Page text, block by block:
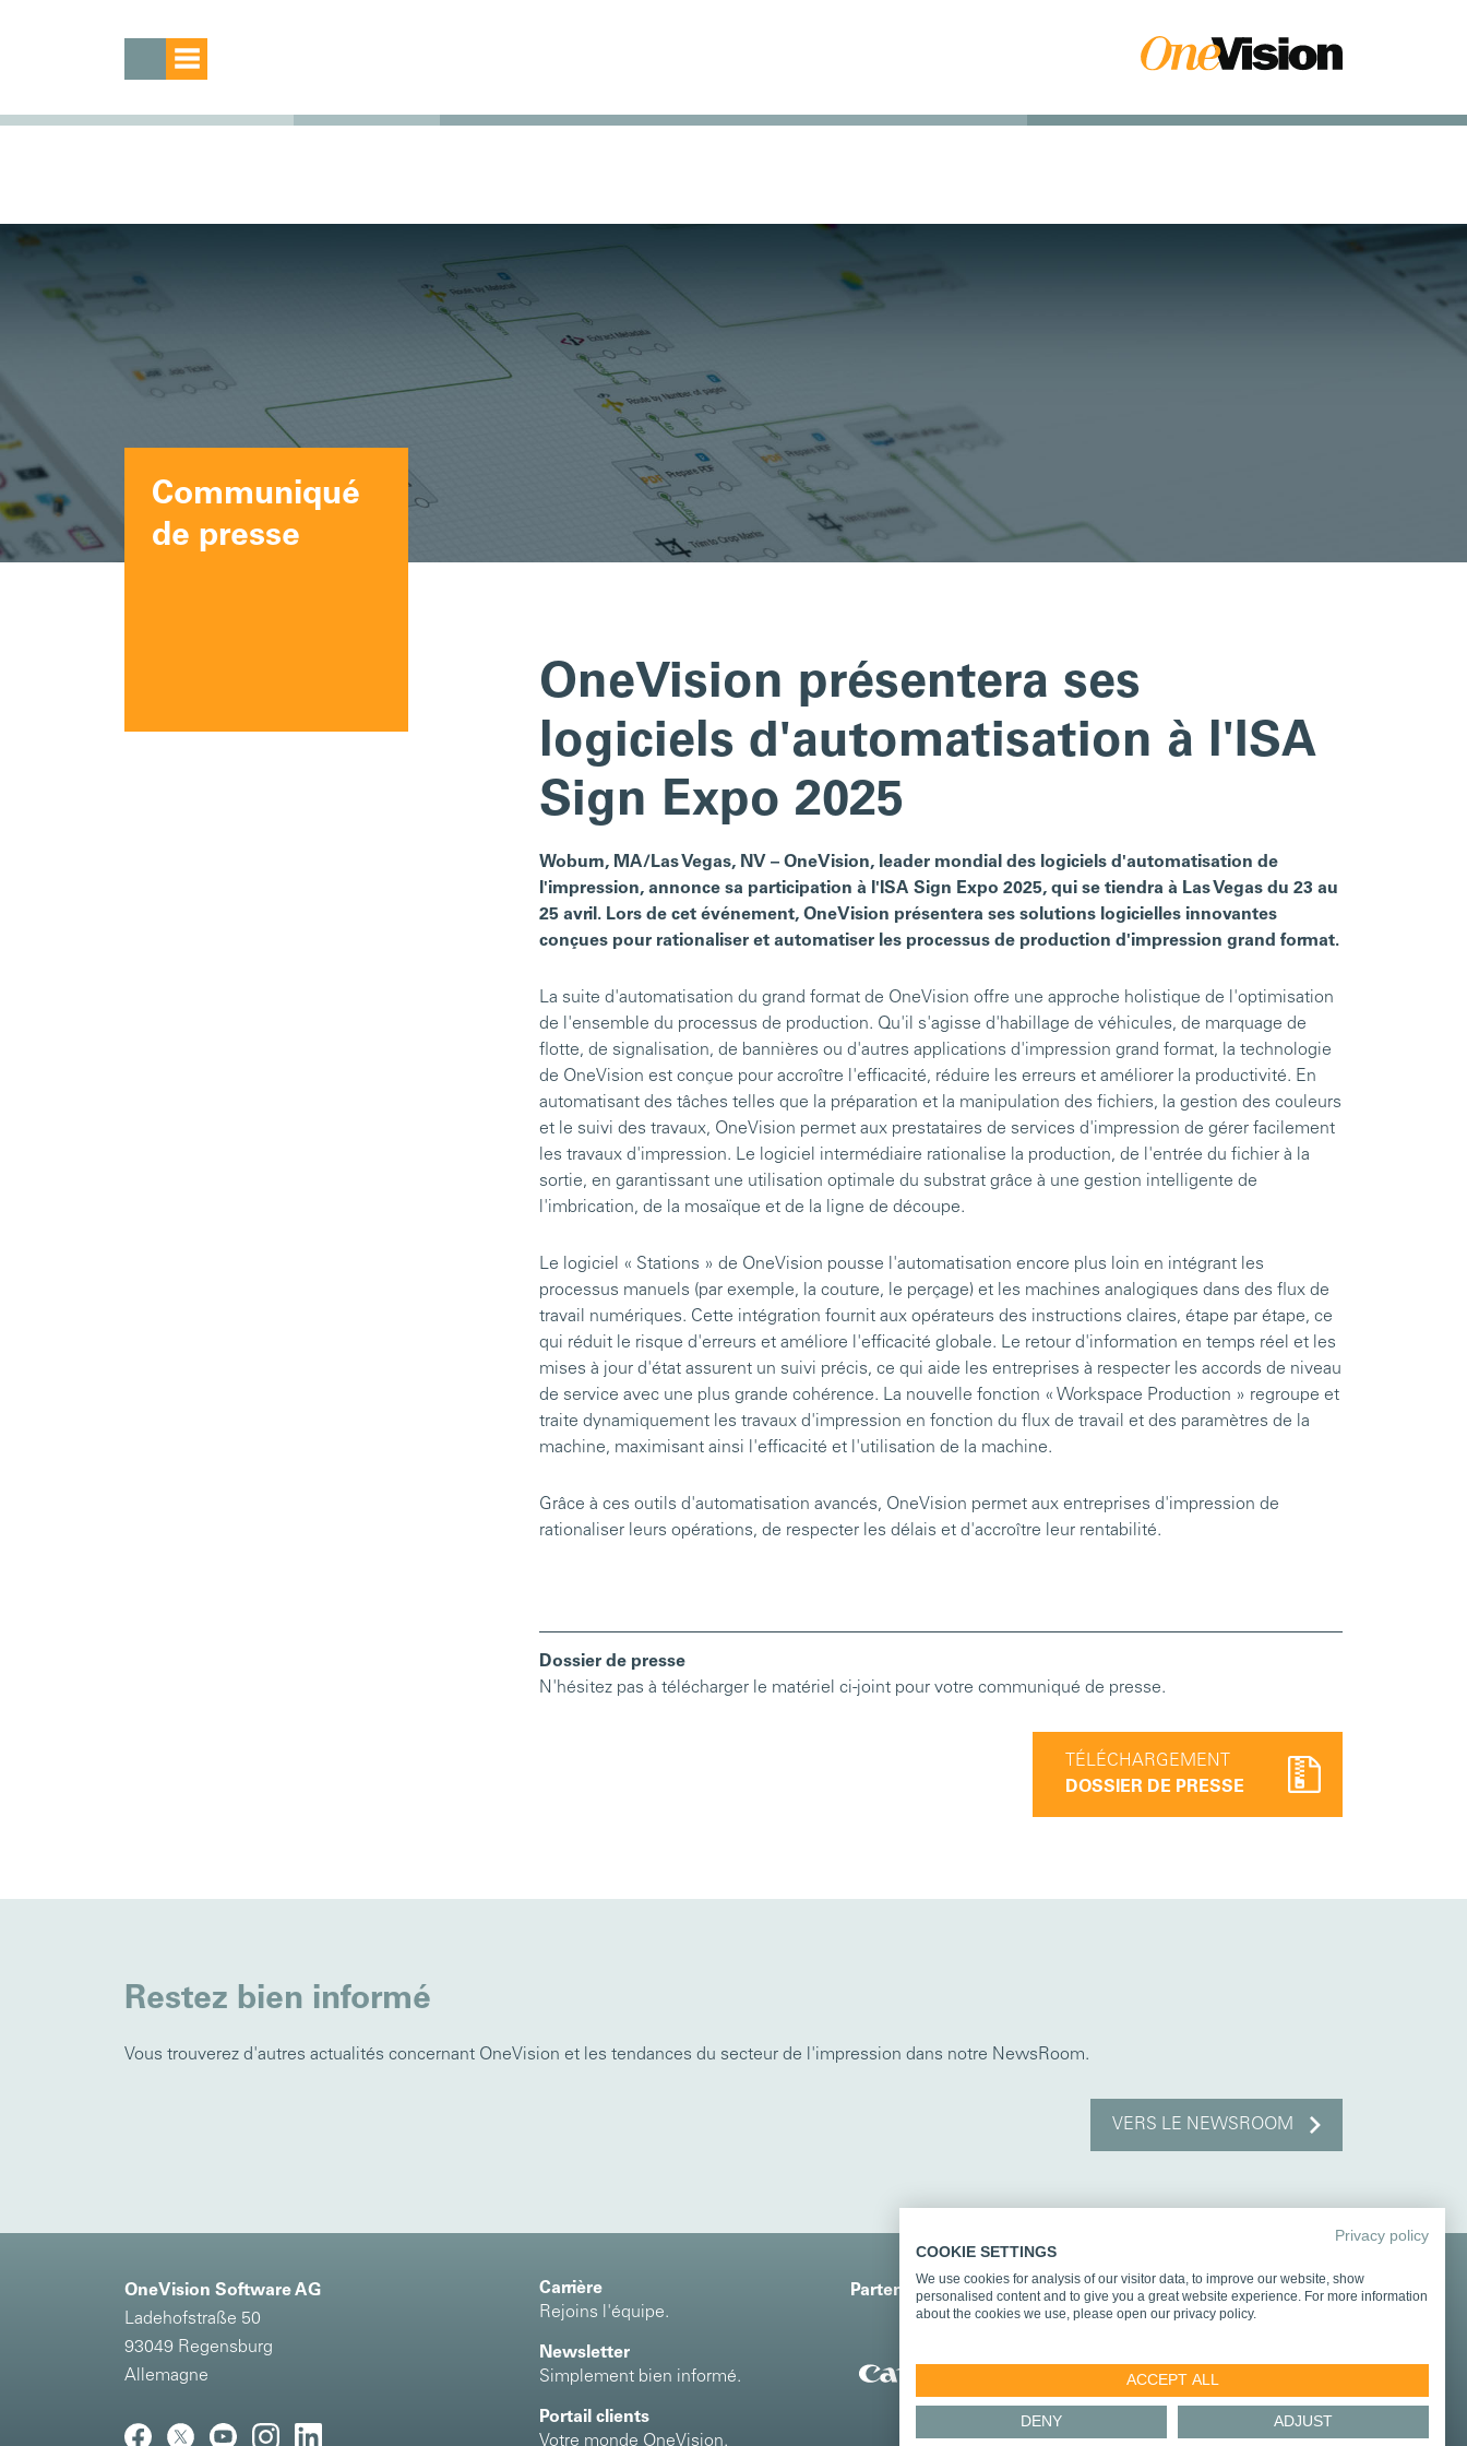
Communiqué
de presse
OneVision présentera ses
logiciels d'automatisation à l'ISA
Sign Expo 2025
Woburn, MA/Las Vegas, NV – OneVision, leader mondial des logiciels d'automatisation de
l'impression, annonce sa participation à l'ISA Sign Expo 2025, qui se tiendra à Las Vegas du 23 au
25 avril. Lors de cet événement, OneVision présentera ses solutions logicielles innovantes
conçues pour rationaliser et automatiser les processus de production d'impression grand format.
La suite d'automatisation du grand format de OneVision offre une approche holistique de l'optimisation
de l'ensemble du processus de production. Qu'il s'agisse d'habillage de véhicules, de marquage de
flotte, de signalisation, de bannières ou d'autres applications d'impression grand format, la technologie
de OneVision est conçue pour accroître l'efficacité, réduire les erreurs et améliorer la productivité. En
automatisant des tâches telles que la préparation et la manipulation des fichiers, la gestion des couleurs
et le suivi des travaux, OneVision permet aux prestataires de services d'impression de gérer facilement
les travaux d'impression. Le logiciel intermédiaire rationalise la production, de l'entrée du fichier à la
sortie, en garantissant une utilisation optimale du substrat grâce à une gestion intelligente de
l'imbrication, de la mosaïque et de la ligne de découpe.
Le logiciel « Stations » de OneVision pousse l'automatisation encore plus loin en intégrant les
processus manuels (par exemple, la couture, le perçage) et les machines analogiques dans des flux de
travail numériques. Cette intégration fournit aux opérateurs des instructions claires, étape par étape, ce
qui réduit le risque d'erreurs et améliore l'efficacité globale. Le retour d'information en temps réel et les
mises à jour d'état assurent un suivi précis, ce qui aide les entreprises à respecter les accords de niveau
de service avec une plus grande cohérence. La nouvelle fonction « Workspace Production » regroupe et
traite dynamiquement les travaux d'impression en fonction du flux de travail et des paramètres de la
machine, maximisant ainsi l'efficacité et l'utilisation de la machine.
Grâce à ces outils d'automatisation avancés, OneVision permet aux entreprises d'impression de
rationaliser leurs opérations, de respecter les délais et d'accroître leur rentabilité.
Dossier de presse
N'hésitez pas à télécharger le matériel ci-joint pour votre communiqué de presse.
TÉLÉCHARGEMENT
DOSSIER DE PRESSE
Restez bien informé
Vous trouverez d'autres actualités concernant OneVision et les tendances du secteur de l'impression dans notre NewsRoom.
VERS LE NEWSROOM
OneVision Software AG
Ladehofstraße 50
93049 Regensburg
Allemagne
Carrière
Rejoins l'équipe.
Newsletter
Simplement bien informé.
Portail clients
Votre monde OneVision.
Partenaires de coopération et d'intégration
Privacy policy
COOKIE SETTINGS
We use cookies for analysis of our visitor data, to improve our website, show
personalised content and to give you a great website experience. For more information
about the cookies we use, please open our privacy policy.
ACCEPT ALL
DENY ADJUST